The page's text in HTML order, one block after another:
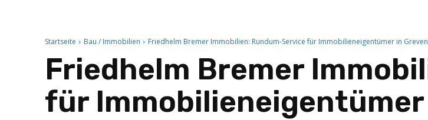
Startseite Bau / Immobilien Friedhelm Bremer Immobilien: Rundum-Service für Immobilieneigentümer in
Friedhelm Bremer
für